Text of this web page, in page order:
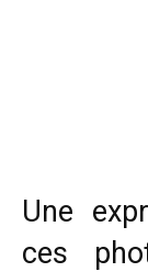
Une
ces